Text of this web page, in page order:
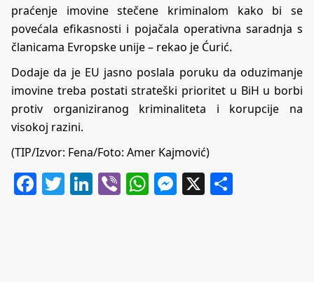
praćenje imovine stečene kriminalom kako bi se
povećala efikasnosti i pojačala operativna saradnja s
članicama Evropske unije – rekao je Ćurić.
Dodaje da je EU jasno poslala poruku da oduzimanje
imovine treba postati strateški prioritet u BiH u borbi
protiv organiziranog kriminaliteta i korupcije na
visokoj razini.
(TIP/Izvor: Fena/Foto: Amer Kajmović)
Facebook
Twitter
LinkedIn
ViberWhatsApp
Messenger
X